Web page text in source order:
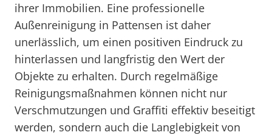
ihrer Immobilien. Eine professionelle
Außenreinigung in Pattensen ist daher
unerlässlich, um einen positiven Eindruck zu
hinterlassen und langfristig den Wert der
Objekte zu erhalten. Durch regelmäßige
Reinigungsmaßnahmen können nicht nur
Verschmutzungen und Graffiti effektiv beseitigt
werden, sondern auch die Langlebigkeit von